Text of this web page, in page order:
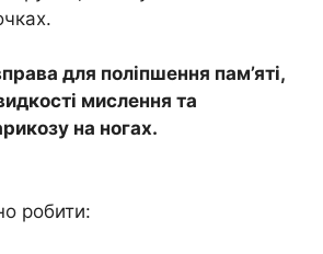
для поліпшення пам’яті,
мислення та
на ногах.
робити: